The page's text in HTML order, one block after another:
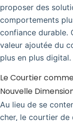
proposer des
comportements
confiance durable.
valeur ajoutée du
plus en plus digital.
Le Courtier
Nouvelle
Au lieu de se
cher, le courtier de